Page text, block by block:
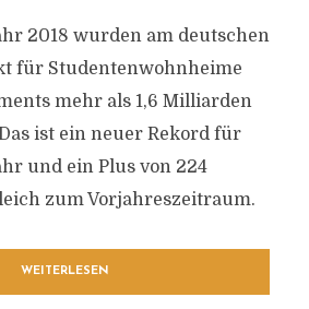
2018 wurden am deutschen
für Studentenwohnheime
mehr als 1,6 Milliarden
ist ein neuer Rekord für
und ein Plus von 224
zum Vorjahreszeitraum.
WEITERLESEN